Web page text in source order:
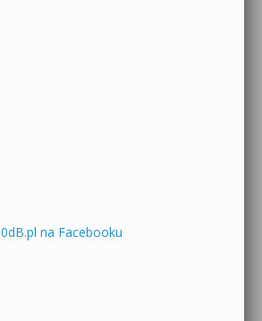
0dB.pl na Facebooku